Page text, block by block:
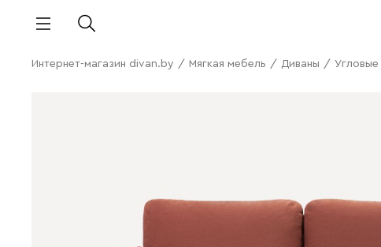
Интернет-магазин divan.by / Мягкая мебель / Диваны / Угловые